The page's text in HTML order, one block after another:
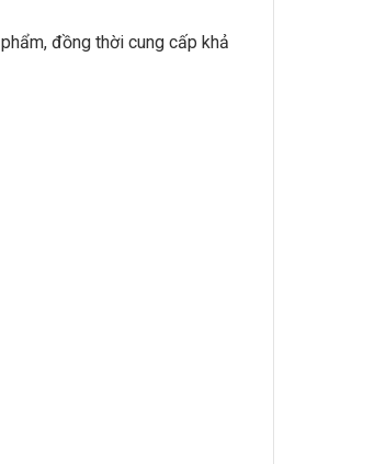
đồng thời cung cấp khả